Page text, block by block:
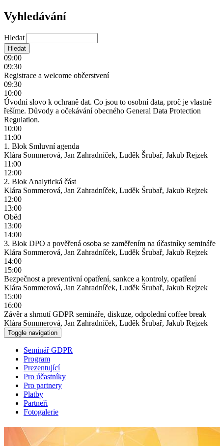
Vyhledávání
Hledat
09:00
09:30
Registrace a welcome občerstvení
09:30
10:00
Úvodní slovo k ochraně dat. Co jsou to osobní data, proč je vlastně
řešíme. Důvody a očekávání obecného General Data Protection
Regulation.
10:00
11:00
1. Blok Smluvní agenda
Klára Sommerová, Jan Zahradníček, Luděk Šrubař, Jakub Rejzek
11:00
12:00
2. Blok Analytická část
Klára Sommerová, Jan Zahradníček, Luděk Šrubař, Jakub Rejzek
12:00
13:00
Oběd
13:00
14:00
3. Blok DPO a pověřená osoba se zaměřením na účastníky semináře
Klára Sommerová, Jan Zahradníček, Luděk Šrubař, Jakub Rejzek
14:00
15:00
Bezpečnost a preventivní opatření, sankce a kontroly, opatření
Klára Sommerová, Jan Zahradníček, Luděk Šrubař, Jakub Rejzek
15:00
16:00
Závěr a shrnutí GDPR semináře, diskuze, odpolední coffee break
Klára Sommerová, Jan Zahradníček, Luděk Šrubař, Jakub Rejzek
Toggle navigation
Seminář GDPR
Program
Prezentující
Pro účastníky
Pro partnery
Platby
Partneři
Fotogalerie